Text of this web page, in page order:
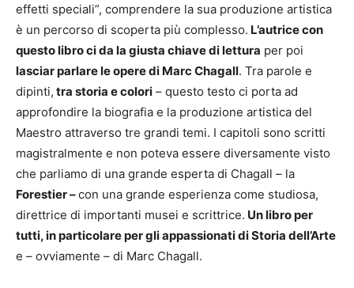
effetti speciali”, comprendere la sua produzione artistica
è un percorso di scoperta più complesso. L’autrice con
questo libro ci da la giusta chiave di lettura per poi
lasciar parlare le opere di Marc Chagall. Tra parole e
dipinti, tra storia e colori – questo testo ci porta ad
approfondire la biografia e la produzione artistica del
Maestro attraverso tre grandi temi. I capitoli sono scritti
magistralmente e non poteva essere diversamente visto
che parliamo di una grande esperta di Chagall – la
Forestier –con una grande esperienza come studiosa,
direttrice di importanti musei e scrittrice. Un libro per
tutti, in particolare per gli appassionati di Storia dell’Arte
e – ovviamente – di Marc Chagall.